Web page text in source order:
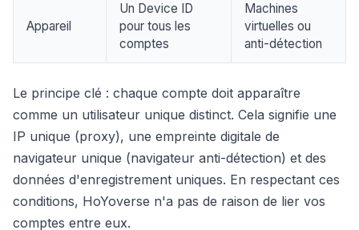
Appareil
Un Device ID
pour tous les
comptes
Machines
virtuelles ou
anti-détection
Le principe clé : chaque compte doit apparaître
comme un utilisateur unique distinct. Cela signifie une
IP unique (proxy), une empreinte digitale de
navigateur unique (navigateur anti-détection) et des
données d'enregistrement uniques. En respectant ces
conditions, HoYoverse n'a pas de raison de lier vos
comptes entre eux.